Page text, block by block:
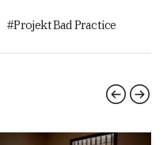
Projekt Bad Practice